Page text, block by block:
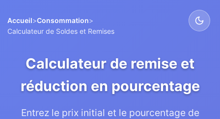
Accueil>Consommation>
Calculateur de Soldes et Remises
Calculateur de remise et
réduction en pourcentage
Entrez le prix initial et le pourcentage de